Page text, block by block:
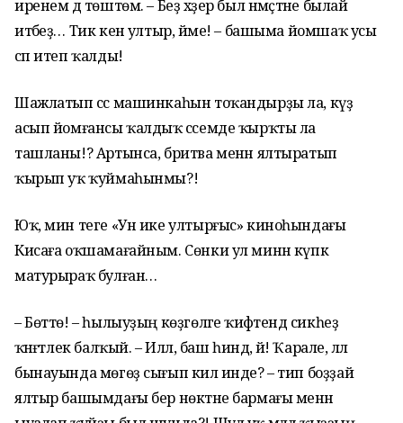
иренем дә төштөм. – Беҙ хәҙер был нәмәҫтәне былай
итәбеҙ… Тик кенә ултыр, йәме! – башыма йомшаҡ усы
сәп итеп ҡалды!
Шажлатып сәс машинкаһын тоҡандырҙы ла, күҙ
асып йомғансы ҡалдыҡ сәсемде ҡырҡты ла
ташланы!? Артынса, бритва менән ялтыратып
ҡырып уҡ ҡуймаһынмы?!
Юҡ, мин теге «Ун ике ултырғыс» киноһындағы
Кисаға оҡшамағайным. Сөнки ул минән күпкә
матурыраҡ булған…
– Бөттө! – һылыуҙың көҙгөләге ҡиәфәтендә сикһеҙ
ҡәнәғәтлек балҡый. – Иллә, баш һиндә, әй! Ҡарале, әллә
бынауында мөгөҙ сығып килә инде? – тип боҙҙай
ялтыр башымдағы бер нөктәне бармағы менән